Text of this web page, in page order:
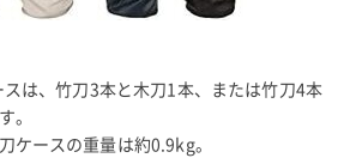
は、竹刀3本と木刀1本、または竹刀4本
。
ケースの重量は約0.9kg。